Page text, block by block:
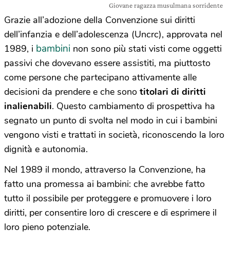
Giovane ragazza musulmana sorridente
Grazie all’adozione della Convenzione sui diritti
dell’infanzia e dell’adolescenza (Uncrc), approvata nel
1989, i bambini non sono più stati visti come oggetti
passivi che dovevano essere assistiti, ma piuttosto
come persone che partecipano attivamente alle
decisioni da prendere e che sono titolari di diritti
inalienabili. Questo cambiamento di prospettiva ha
segnato un punto di svolta nel modo in cui i bambini
vengono visti e trattati in società, riconoscendo la loro
dignità e autonomia.
Nel 1989 il mondo, attraverso la Convenzione, ha
fatto una promessa ai bambini: che avrebbe fatto
tutto il possibile per proteggere e promuovere i loro
diritti, per consentire loro di crescere e di esprimere il
loro pieno potenziale.